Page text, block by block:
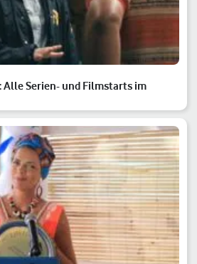
Alle Serien- und Filmstarts im